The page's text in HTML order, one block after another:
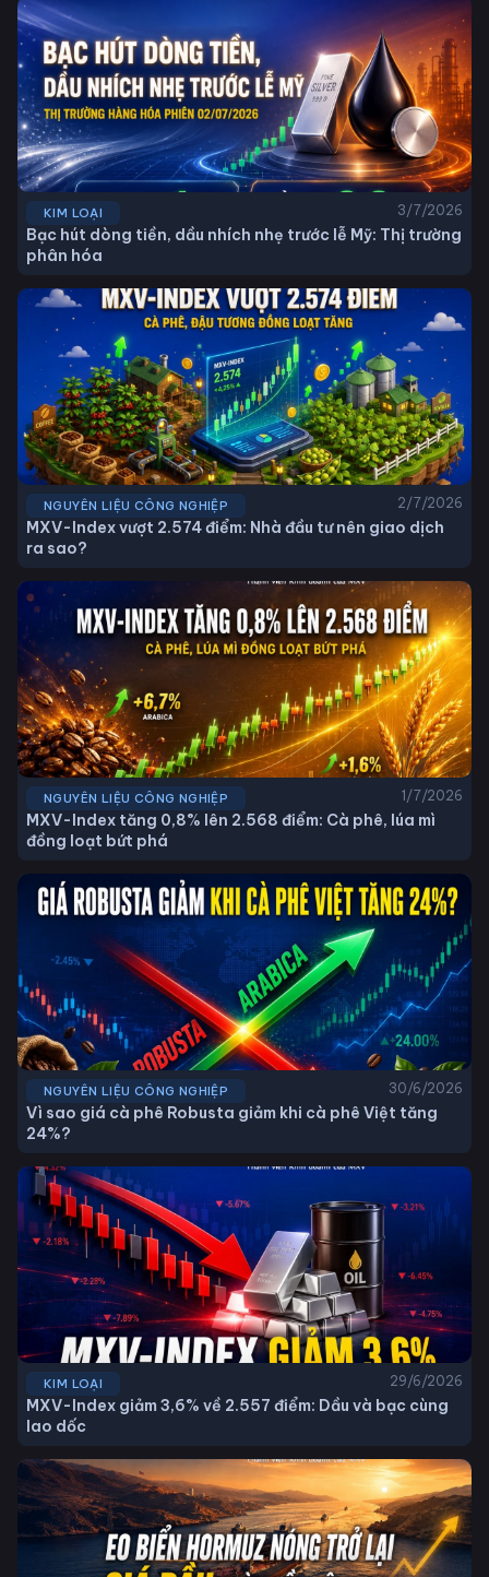
KIM LOẠI 3/7/2026
Bạc hút dòng tiền, dầu nhích nhẹ trước lễ Mỹ: Thị trường
phân hóa
NGUYÊN LIỆU CÔNG NGHIỆP 2/7/2026
MXV-Index vượt 2.574 điểm: Nhà đầu tư nên giao dịch
ra sao?
NGUYÊN LIỆU CÔNG NGHIỆP 1/7/2026
MXV-Index tăng 0,8% lên 2.568 điểm: Cà phê, lúa mì
đồng loạt bứt phá
NGUYÊN LIỆU CÔNG NGHIỆP 30/6/2026
Vì sao giá cà phê Robusta giảm khi cà phê Việt tăng
24%?
KIM LOẠI 29/6/2026
MXV-Index giảm 3,6% về 2.557 điểm: Dầu và bạc cùng
lao dốc